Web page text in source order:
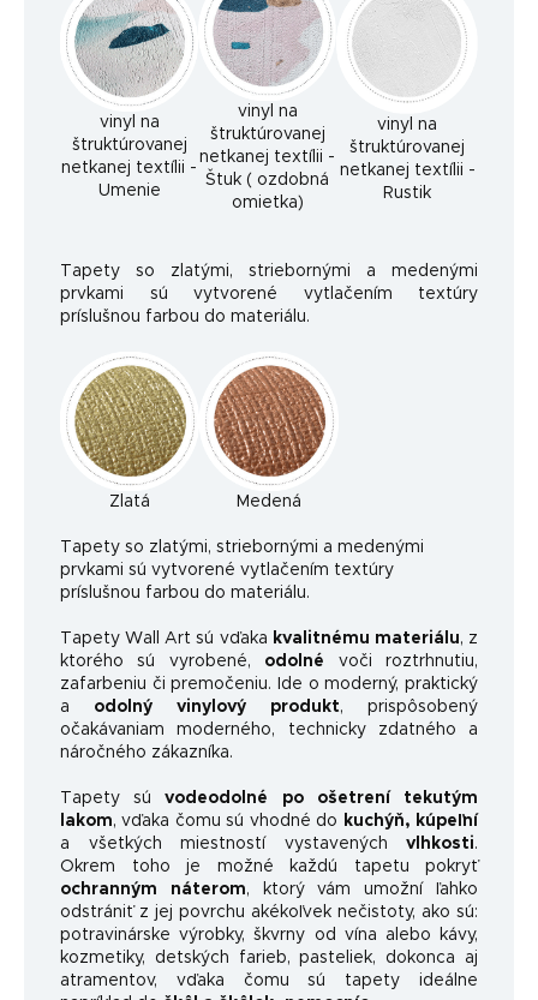
vinyl na
štruktúrovanej
netkanej textílii -
Umenie
vinyl na
štruktúrovanej
netkanej textílii -
Štuk ( ozdobná
omietka)
vinyl na
štruktúrovanej
netkanej textílii -
Rustik
Tapety so zlatými, striebornými a medenými
prvkami sú vytvorené vytlačením textúry
príslušnou farbou do materiálu.
Zlatá Medená
Tapety so zlatými, striebornými a medenými
prvkami sú vytvorené vytlačením textúry
príslušnou farbou do materiálu.
Tapety Wall Art sú vďaka kvalitnému materiálu, z
ktorého sú vyrobené, odolné voči roztrhnutiu,
zafarbeniu či premočeniu. Ide o moderný, praktický
a odolný vinylový produkt, prispôsobený
očakávaniam moderného, ​​technicky zdatného a
náročného zákazníka.
Tapety súvodeodolné po ošetrení tekutým
lakom, vďaka čomu sú vhodné do
kuchýň, kúpeľní
a všetkých miestností vystavených vlhkosti.
Okrem toho je možné každú tapetu pokryť
ochranným náterom, ktorý vám umožní ľahko
odstrániť z jej povrchu akékoľvek nečistoty, ako sú:
potravinárske výrobky, škvrny od vína alebo kávy,
kozmetiky, detských farieb, pasteliek, dokonca aj
atramentov, vďaka čomu sú tapety ideálne